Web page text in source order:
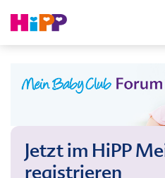
Jetzt im HiPP
registrieren